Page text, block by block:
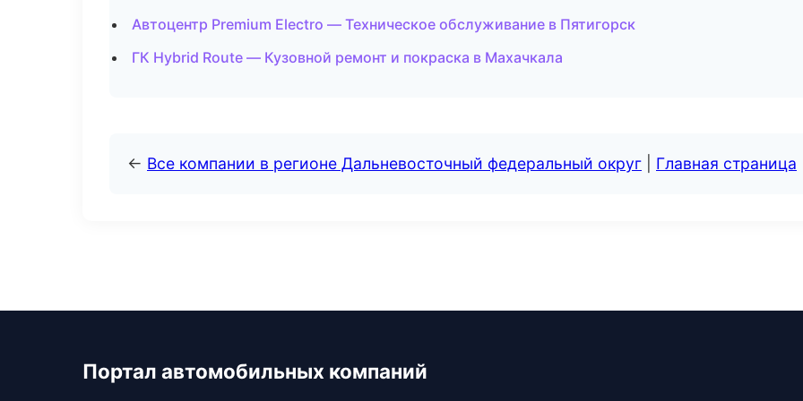
Автоцентр Premium Electro — Техническое обслуживание в Пятигорск
ГК Hybrid Route — Кузовной ремонт и покраска в Махачкала
← Все компании в регионе Дальневосточный федеральный округ Главная страница
Портал автомобильных компаний